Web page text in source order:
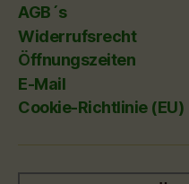
AGB´s
Widerrufsrecht
Öffnungszeiten
E-Mail
Cookie-Richtlinie (EU)